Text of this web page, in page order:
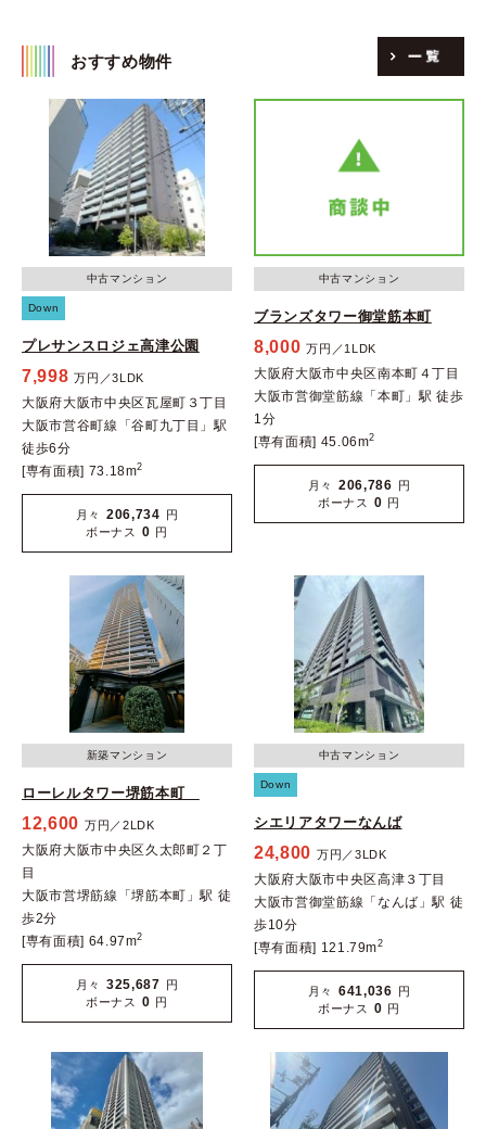
おすすめ物件
中古マンション
Down
プレサンスロジェ高津公園
7,998 万円／3LDK
大阪府大阪市中央区瓦屋町３丁目
大阪市営谷町線「谷町九丁目」駅
徒歩6分
[専有面積] 73.18m2
月々 206,734 円
ボーナス
0 円
中古マンション
ブランズタワー御堂筋本町
8,000 万円／1LDK
大阪府大阪市中央区南本町４丁目
大阪市営御堂筋線「本町」駅 徒歩
1分
[専有面積] 45.06m2
月々 206,786 円
ボーナス
0 円
新築マンション
ローレルタワー堺筋本町
12,600 万円／2LDK
大阪府大阪市中央区久太郎町２丁
目
大阪市営堺筋線「堺筋本町」駅 徒
歩2分
[専有面積] 64.97m2
月々 325,687 円
ボーナス
0 円
中古マンション
Down
シエリアタワーなんば
24,800 万円／3LDK
大阪府大阪市中央区高津３丁目
大阪市営御堂筋線「なんば」駅 徒
歩10分
[専有面積] 121.79m2
月々 641,036 円
ボーナス
0 円